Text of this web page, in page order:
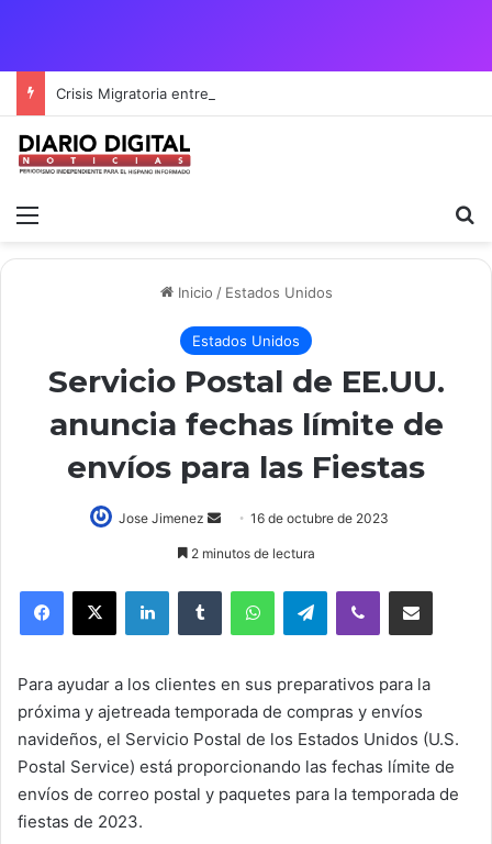
Menú
Inicio / Estados Unidos
Estados Unidos
Servicio Postal de EE.UU.
anuncia fechas límite de
envíos para las Fiestas
Jose Jimenez
Send16 de octubre de 2023
2 minutos de lectura
LinkedInTumblr WhatsAppTelegramViber Compartir por correo
Para ayudar a los clientes en sus preparativos para la
próxima y ajetreada temporada de compras y envíos
navideños, el Servicio Postal de los Estados Unidos (U.S.
Postal Service) está proporcionando las fechas límite de
envíos de correo postal y paquetes para la temporada de
fiestas de 2023.